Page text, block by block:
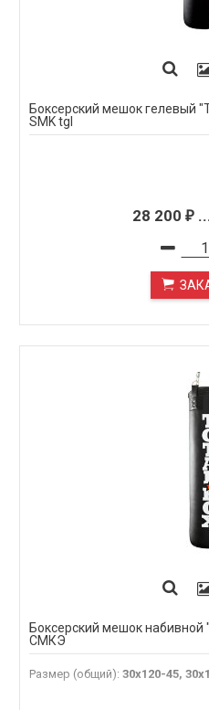
Боксерский мешок гелевый
SMK tgl
28 200 ₽
Боксерский мешок набивной
СМКЭ
Размер (общий): 30х120-45,